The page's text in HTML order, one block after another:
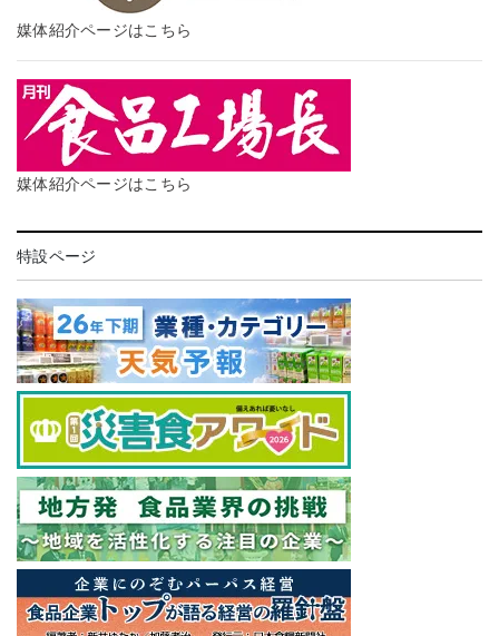
媒体紹介ページはこちら
媒体紹介ページはこちら
特設ページ